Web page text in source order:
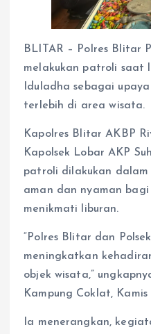
BLITAR – Polres Blitar
melakukan patroli saat
Iduladha sebagai
terlebih di area wisata.
Kapolres Blitar AKBP
Kapolsek Lobar AKP
patroli dilakukan dalam
aman dan nyaman
menikmati liburan.
“Polres Blitar dan
meningkatkan
objek wisata,”
Kampung Coklat,
Ia menerangkan,